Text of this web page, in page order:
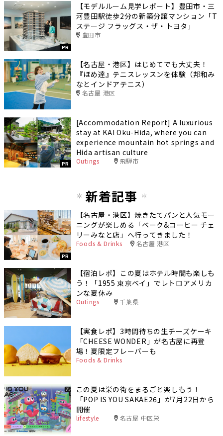
PR
【モデルルーム見学レポート】豊田市・三
河豊田駅徒歩2分の新築分譲マンション「T
ステージ フラッグス・ザ・トヨタ」
豊田市
【名古屋・港区】はじめてでも大丈夫！
『ほめ達』テニスレッスンを体験（邦和み
なとインドアテニス）
名古屋 港区
PR
[Accommodation Report] A luxurious
stay at KAI Oku-Hida, where you can
experience mountain hot springs and
Hida artisan culture
Outings 飛騨市
新着記事
PR
【名古屋・港区】焼きたてパンと人気モー
ニングが楽しめる「ベーク&コーヒー チェ
リーみなと店」へ行ってきました！
Foods & Drinks 名古屋 港区
【宿泊レポ】この夏はホテル時間も楽しも
う！「1955 東京ベイ」でレトロアメリカ
ンな夏休み
Outings 千葉県
【実食レポ】3時間待ちの生チーズケーキ
「CHEESE WONDER」が名古屋に再登
場！夏限定フレーバーも
Foods & Drinks
この夏は栄の街をまるごと楽しもう！
「POP IS YOU SAKAE26」が7月22日から
開催
lifestyle 名古屋 中区栄